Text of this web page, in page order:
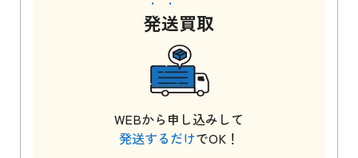
発送買取
WEBから申し込みして
発送するだけでOK！